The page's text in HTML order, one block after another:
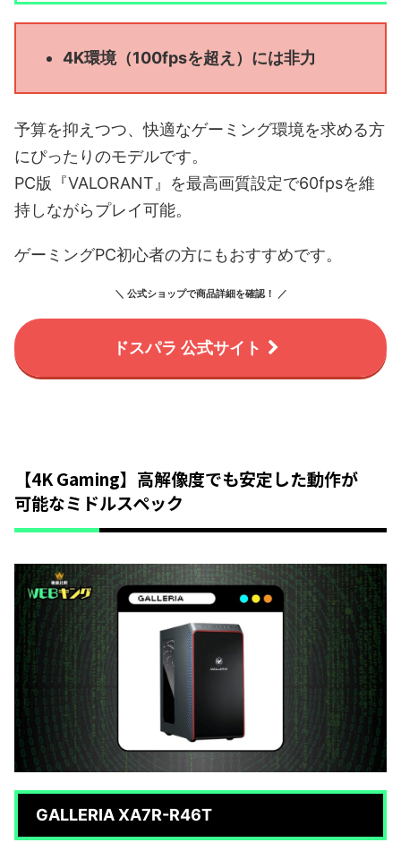
4K環境（100fpsを超え）には非力
予算を抑えつつ、快適なゲーミング環境を求める方
にぴったりのモデルです。
PC版『VALORANT』を最高画質設定で60fpsを維
持しながらプレイ可能。
ゲーミングPC初心者の方にもおすすめです。
＼ 公式ショップで商品詳細を確認！ ／
ドスパラ 公式サイト
【4K Gaming】高解像度でも安定した動作が
可能なミドルスペック
GALLERIA XA7R-R46T